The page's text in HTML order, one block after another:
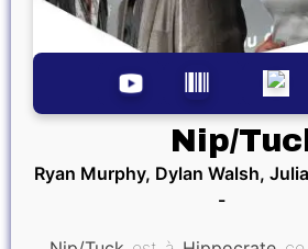
Nip/
Ryan Murphy, Dylan Walsh,